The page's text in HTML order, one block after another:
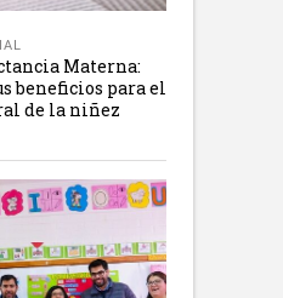
Materna:
beneficios para el
de la niñez